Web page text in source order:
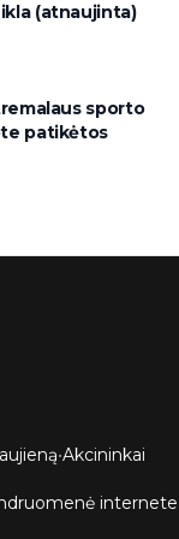
(atnaujinta)
sporto
patikėtos
•Akcininkai
internete